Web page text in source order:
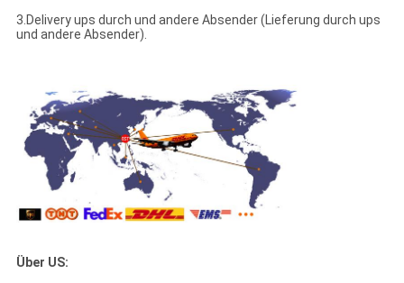
3.Delivery ups durch und andere Absender (Lieferung durch ups
und andere Absender).
Über US: